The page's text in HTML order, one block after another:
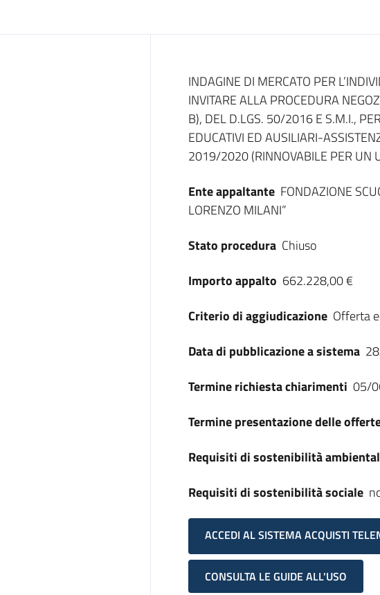
Dati del bando
INDAGINE DI MERCATO PER
INVITARE ALLA PROCEDURA
B), DEL D.LGS. 50/2016 E S.M.I.,
EDUCATIVI ED AUSILIARI-
2019/2020 (RINNOVABILE PER UN
Ente appaltante FONDAZIONE
LORENZO MILANI”
Stato procedura Chiuso
Importo appalto 662.228,00 €
Criterio di aggiudicazione Offerta
Data di pubblicazione a sistema
Termine richiesta chiarimenti 05/
Termine presentazione delle
Requisiti di sostenibilità
Requisiti di sostenibilità sociale
ACCEDI AL SISTEMA ACQUISTI
CONSULTA LE GUIDE ALL'USO